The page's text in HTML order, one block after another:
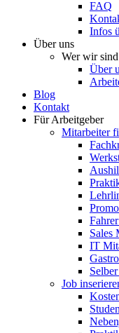
FAQ
Infos
Über uns
Wer wir sind
Über
Blog
Kontakt
Für Arbeitgeber
Mitarbeiter
Sales
IT
Job